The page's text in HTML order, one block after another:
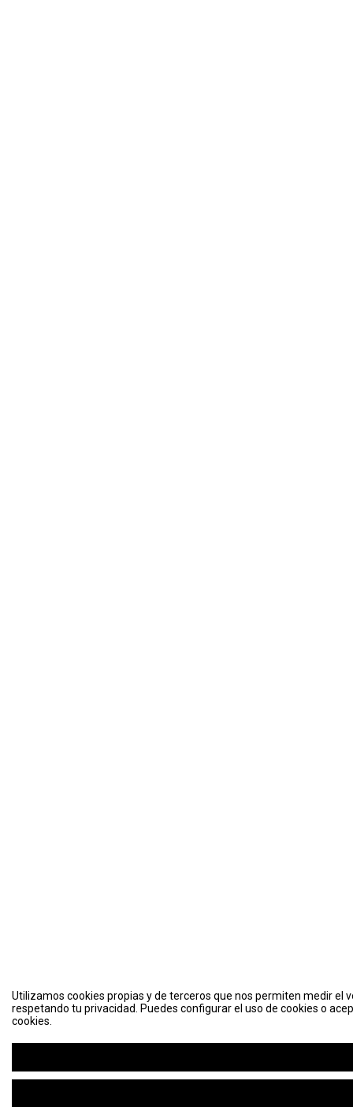
Utilizamos cookies propias y de terceros que nos permiten medir el
respetando tu privacidad. Puedes configurar el uso de cookies o
cookies.